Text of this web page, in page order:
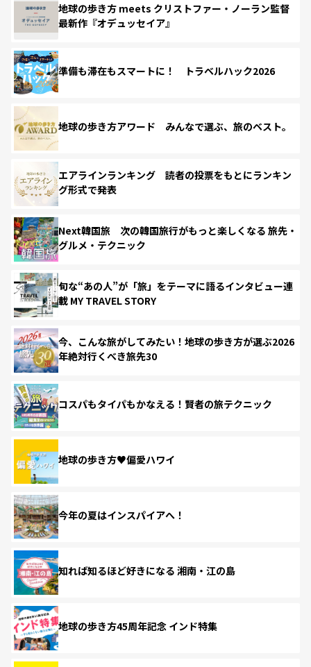
地球の歩き方 meets クリストファー・ノーラン監督
最新作『オデュッセイア』
準備も滞在もスマートに！ トラベルハック2026
地球の歩き方アワード みんなで選ぶ、旅のベスト。
エアラインランキング 読者の投票をもとにランキン
グ形式で発表
Next韓国旅 次の韓国旅行がもっと楽しくなる 旅先・
グルメ・テクニック
旬な“あの人”が「旅」をテーマに語るインタビュー連
載 MY TRAVEL STORY
今、こんな旅がしてみたい！地球の歩き方が選ぶ2026
年絶対行くべき旅先30
コスパもタイパもかなえる！賢者の旅テクニック
地球の歩き方♥偏愛ハワイ
今年の夏はインスパイアへ！
知れば知るほど好きになる 湘南・江の島
地球の歩き方45周年記念 インド特集